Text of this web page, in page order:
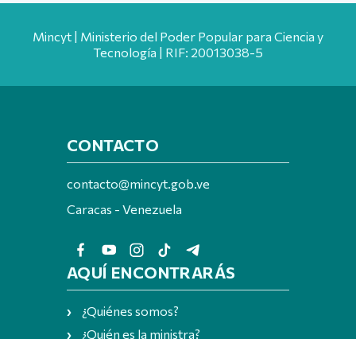
Mincyt | Ministerio del Poder Popular para Ciencia y
Tecnología | RIF: 20013038-5
CONTACTO
contacto@mincyt.gob.ve
Caracas - Venezuela
AQUÍ ENCONTRARÁS
¿Quiénes somos?
¿Quién es la ministra?